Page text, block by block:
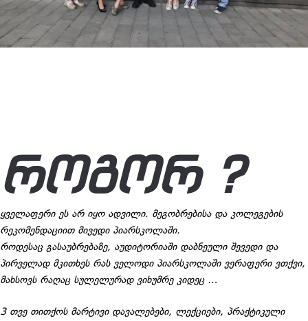
ᲠᲝᲒᲝᲠ ?
ყველაფერი ეს არ იყო ადვილი. მეგობრებისა და კოლეგების
რეკომენდაციით მივედი პიარსკოლაში.
როდესაც გასაუბრებაზე, აუდიტორიაში დაბნეული შევედი და
პირველად მკითხეს რას ველოდი პიარსკოლაში ვერაფერი ვთქვი,
მახსოვს რაღაც სულელურად ვიხუმრე კიდეც …
3 თვე თითქოს მარტივი დავალებები, ლექციები, პრაქტიკული